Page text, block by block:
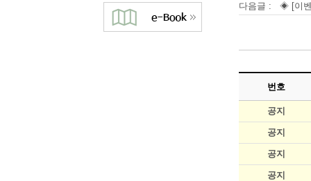
다음글 : ◈ [이
번호
공지
공지
공지
공지